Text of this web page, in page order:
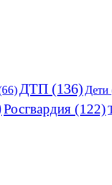
ДТП (136) Дети
Росгвардия (122)